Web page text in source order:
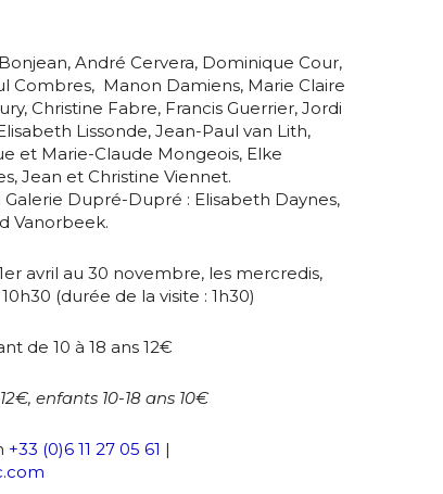
Nom
Prénom
Statut / Organisation
J'accepte les termes et conditions
* Champ obligatoire
Adresse email*
Nom
J'accepte les termes et conditions
* Champ obligatoire
André Cervera, Dominique Cour,
Combres, Manon Damiens, Marie Claire
Christine Fabre, Francis Guerrier, Jordi
Lissonde, Jean-Paul van Lith,
et Marie-Claude Mongeois, Elke
Jean et Christine Viennet.
Dupré-Dupré : Elisabeth Daynes,
Vanorbeek.
avril au 30 novembre, les mercredis,
(durée de la visite : 1h30)
de 10 à 18 ans 12€
enfants 10-18 ans 10€
+33 (0)6 11 27 05 61 |